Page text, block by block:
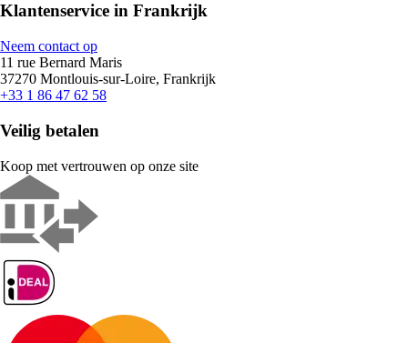
Klantenservice in Frankrijk
Neem contact op
11 rue Bernard Maris
37270 Montlouis-sur-Loire, Frankrijk
+33 1 86 47 62 58
Veilig betalen
Koop met vertrouwen op onze site